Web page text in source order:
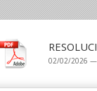
02/02/2026 —